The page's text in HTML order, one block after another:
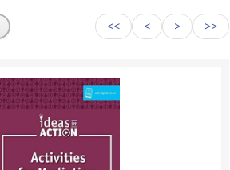
<< < > >>